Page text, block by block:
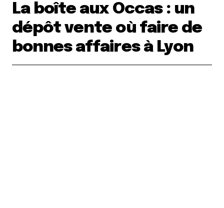
La boîte aux Occas : un
dépôt vente où faire de
bonnes affaires à Lyon